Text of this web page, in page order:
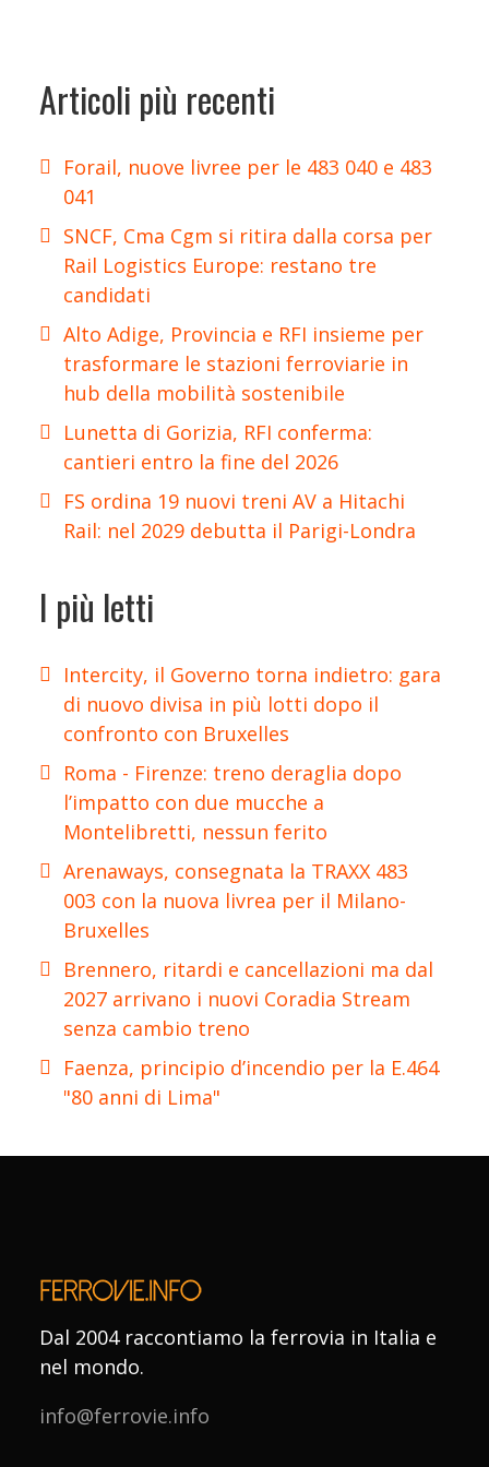
Articoli più recenti
Forail, nuove livree per le 483 040 e 483
041
SNCF, Cma Cgm si ritira dalla corsa per
Rail Logistics Europe: restano tre
candidati
Alto Adige, Provincia e RFI insieme per
trasformare le stazioni ferroviarie in
hub della mobilità sostenibile
Lunetta di Gorizia, RFI conferma:
cantieri entro la fine del 2026
FS ordina 19 nuovi treni AV a Hitachi
Rail: nel 2029 debutta il Parigi-Londra
I più letti
Intercity, il Governo torna indietro: gara
di nuovo divisa in più lotti dopo il
confronto con Bruxelles
Roma - Firenze: treno deraglia dopo
l’impatto con due mucche a
Montelibretti, nessun ferito
Arenaways, consegnata la TRAXX 483
003 con la nuova livrea per il Milano-
Bruxelles
Brennero, ritardi e cancellazioni ma dal
2027 arrivano i nuovi Coradia Stream
senza cambio treno
Faenza, principio d’incendio per la E.464
"80 anni di Lima"
Dal 2004 raccontiamo la ferrovia in Italia e
nel mondo.
info@ferrovie.info